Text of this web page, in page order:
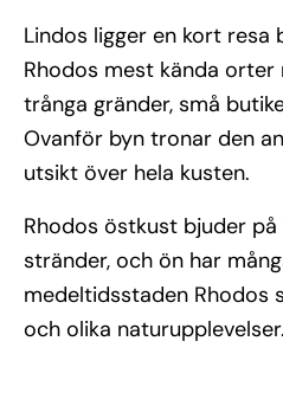
Lindos ligger en kort resa
Rhodos mest kända orter
trånga gränder, små
Ovanför byn tronar den
utsikt över hela kusten.
Rhodos östkust bjuder
stränder, och ön har
medeltidsstaden Rhodos
och olika naturupplevelser.